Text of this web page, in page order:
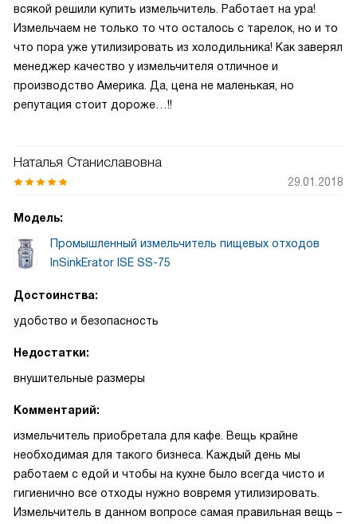
всякой решили купить измельчитель. Работает на ура!
Измельчаем не только то что осталось с тарелок, но и то
что пора уже утилизировать из холодильника! Как заверял
менеджер качество у измельчителя отличное и
производство Америка. Да, цена не маленькая, но
репутация стоит дороже…!!
Наталья Станиславовна
29.01.2018
Модель:
Промышленный измельчитель пищевых отходов
InSinkErator ISE SS-75
Достоинства:
удобство и безопасность
Недостатки:
внушительные размеры
Комментарий:
измельчитель приобретала для кафе. Вещь крайне
необходимая для такого бизнеса. Каждый день мы
работаем с едой и чтобы на кухне было всегда чисто и
гигиенично все отходы нужно вовремя утилизировать.
Измельчитель в данном вопросе самая правильная вещь –